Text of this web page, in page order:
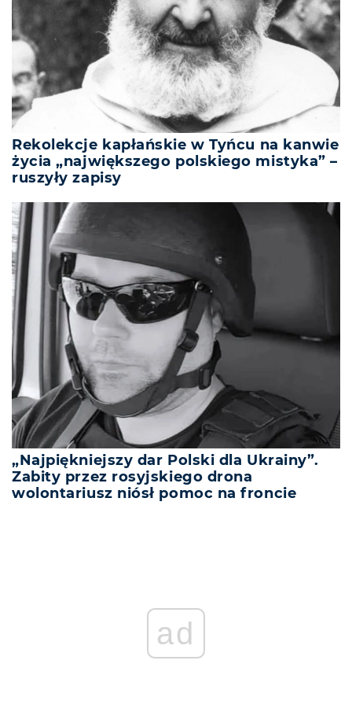
Rekolekcje kapłańskie w Tyńcu na kanwie
życia „największego polskiego mistyka” –
ruszyły zapisy
„Najpiękniejszy dar Polski dla Ukrainy”.
Zabity przez rosyjskiego drona
wolontariusz niósł pomoc na froncie
ad